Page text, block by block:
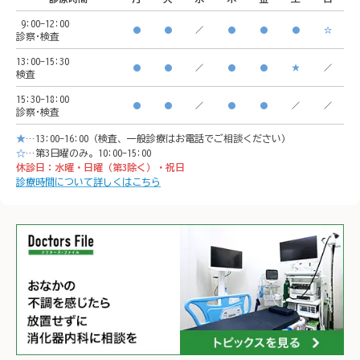
🚃アクセス方法
イオンモール「CeeU
yokohama」9階
※イオン内に地下駐車場あ
り
𐄁𐄙𐄁𐄙𐄁𐄙𐄁𐄙𐄁𐄙𐄁𐄙𐄁𐄙𐄁𐄙𐄁
𐄙𐄁𐄙𐄁𐄙𐄁𐄙𐄁
🚃ア
横浜
※イ
り
9:00-12:00
診察･検査
● ● ／ ● ● ● ☆
13:00-15:30
検査
● ● ／ ● ● ★ ／
15:30-18:00
診察･検査
● ● ／ ● ● ／ ／
★…13:00-16:00（検査、一般診療はお電話でご相談ください）
☆…第3日曜のみ。10:00-15:00
休診日：水曜・日曜（第3除く）・祝日
診療時間について詳しくはこちら